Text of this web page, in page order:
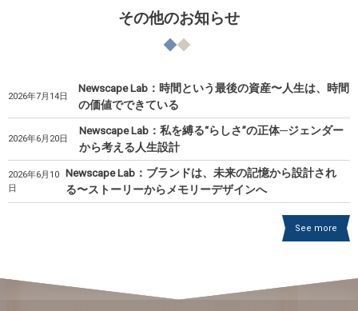
その他のお知らせ
2026年7月14日
Newscape Lab：時間という最後の資産〜人生は、時間
の価値でできている
2026年6月20日
Newscape Lab：私を縛る“らしさ”の正体─ジェンダー
から考える人生設計
2026年6月10
日
Newscape Lab：ブランドは、未来の記憶から設計され
る〜ストーリーからメモリーデザインへ
See more